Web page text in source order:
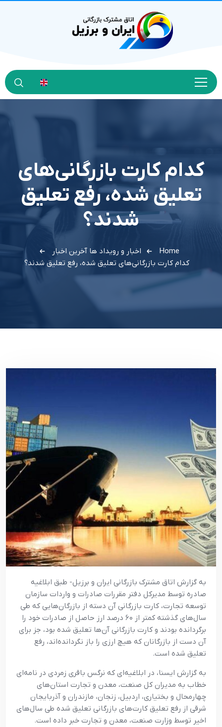
کدام کارت بازرگانی‌های
تعلیق شده، رفع تعلیق
شدند؟
Home اخبار و رویداد ها آخرین اخبار
کدام کارت بازرگانی‌های تعلیق شده، رفع تعلیق شدند؟
به گزارش اتاق مشترک بازرگانی ایران و برزیل- طبق ابلاغیه
صادره توسط مدیرکل دفتر مقررات صادرات و واردات سازمان
توسعه تجارت، کارت بازرگانی آن دسته از بازرگان‌هایی که طی
سال‌های گذشته کمتر از ۶٠ درصد ارز حاصل از صادرات خود را
برگردانده بودند و کارت بازرگانی آن‌ها تعلیق شده بود، جز برای
آن دست از بازرگانان که هیچ ارزی را باز نگردانده‌اند، رفع
تعلیق شده است.
به گزارش ایسنا، در ابلاغیه‌ای که نرگس باقری زمردی در نامه‌ای
خطاب به مدیران کل صنعت، معدن و تجارت استان‌های
چهارمحال و بختیاری، اردبیل، زنجان، مازندران و آذربایجان
شرقی از رفع تعلیق کارت‌های بازرگانی تعلیق شده طی سال‌های
اخیر توسط وزارت صنعت، معدن و تجارت خبر داده است.